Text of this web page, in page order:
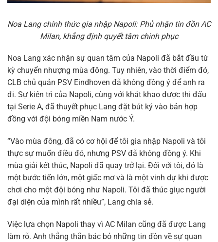
Noa Lang chính thức gia nhập Napoli: Phủ nhận tin đồn AC
Milan, khẳng định quyết tâm chinh phục
Noa Lang xác nhận sự quan tâm của Napoli đã bắt đầu từ
kỳ chuyển nhượng mùa đông. Tuy nhiên, vào thời điểm đó,
CLB chủ quản PSV Eindhoven đã không đồng ý để anh ra
đi. Sự kiên trì của Napoli, cùng với khát khao được thi đấu
tại Serie A, đã thuyết phục Lang đặt bút ký vào bản hợp
đồng với đội bóng miền Nam nước Ý.
“Vào mùa đông, đã có cơ hội để tôi gia nhập Napoli và tôi
thực sự muốn điều đó, nhưng PSV đã không đồng ý. Khi
mùa giải kết thúc, Napoli đã quay trở lại. Đối với tôi, đó là
một bước tiến lớn, một giấc mơ và là một vinh dự khi được
chơi cho một đội bóng như Napoli. Tôi đã thúc giục người
đại diện của mình rất nhiều”, Lang chia sẻ.
Việc lựa chọn Napoli thay vì AC Milan cũng đã được Lang
làm rõ. Anh thẳng thắn bác bỏ những tin đồn về sự quan